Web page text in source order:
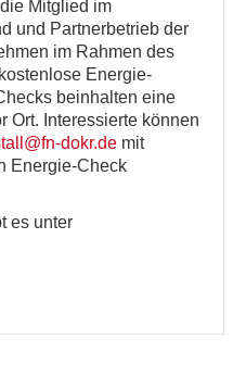
Mitglied im
und Partnerbetrieb der
im Rahmen des
Energie-
beinhalten eine
Ort. Interessierte können
dokr.de mit
Energie-Check
es unter